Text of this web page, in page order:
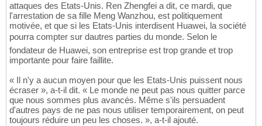
attaques des Etats-Unis. Ren Zhengfei a dit, ce mardi, que
l'arrestation de sa fille Meng Wanzhou, est politiquement
motivée, et que si les Etats-Unis interdisent Huawei, la société
pourra compter sur dautres parties du monde. Selon le
fondateur de Huawei, son entreprise est trop grande et trop
importante pour faire faillite.
« Il n'y a aucun moyen pour que les Etats-Unis puissent nous
écraser », a-t-il dit. « Le monde ne peut pas nous quitter parce
que nous sommes plus avancés. Même s'ils persuadent
d'autres pays de ne pas nous utiliser temporairement, on peut
toujours réduire un peu les choses. », a-t-il ajouté.